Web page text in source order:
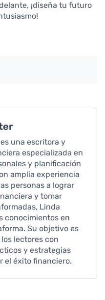
¡diseña tu futuro
una escritora y
especializada en
y planificación
amplia experiencia
personas a lograr
y tomar
Linda
conocimientos en
Su objetivo es
lectores con
y estrategias
el éxito financiero.